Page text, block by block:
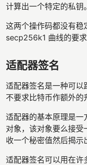
计算出一个特定的私钥。
这两个操作码都没有稳
secp256k1 曲线的要求
适配器签名
适配器签名是一种可以
不要求比特币作额外的
适配器的基本原理是一
对象，该对象要么接
收一个秘密值然后揭示
适配器签名可以用在许